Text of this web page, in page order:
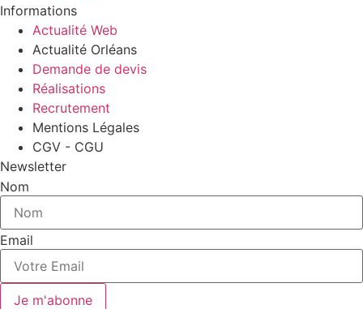
Informations
Actualité Web
Actualité Orléans
Demande de devis
Réalisations
Recrutement
Mentions Légales
CGV - CGU
Newsletter
Nom
Email
Je m'abonne